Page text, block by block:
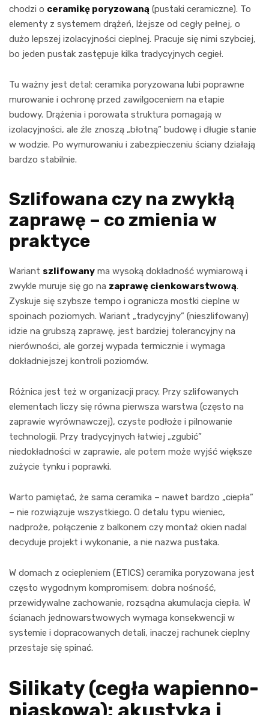
chodzi o ceramikę poryzowaną (pustaki ceramiczne). To
elementy z systemem drążeń, lżejsze od cegły pełnej, o
dużo lepszej izolacyjności cieplnej. Pracuje się nimi szybciej,
bo jeden pustak zastępuje kilka tradycyjnych cegieł.
Tu ważny jest detal: ceramika poryzowana lubi poprawne
murowanie i ochronę przed zawilgoceniem na etapie
budowy. Drążenia i porowata struktura pomagają w
izolacyjności, ale źle znoszą „błotną” budowę i długie stanie
w wodzie. Po wymurowaniu i zabezpieczeniu ściany działają
bardzo stabilnie.
Szlifowana czy na zwykłą
zaprawę – co zmienia w
praktyce
Wariant szlifowany ma wysoką dokładność wymiarową i
zwykle muruje się go na zaprawę cienkowarstwową.
Zyskuje się szybsze tempo i ogranicza mostki cieplne w
spoinach poziomych. Wariant „tradycyjny” (nieszlifowany)
idzie na grubszą zaprawę, jest bardziej tolerancyjny na
nierówności, ale gorzej wypada termicznie i wymaga
dokładniejszej kontroli poziomów.
Różnica jest też w organizacji pracy. Przy szlifowanych
elementach liczy się równa pierwsza warstwa (często na
zaprawie wyrównawczej), czyste podłoże i pilnowanie
technologii. Przy tradycyjnych łatwiej „zgubić”
niedokładności w zaprawie, ale potem może wyjść większe
zużycie tynku i poprawki.
Warto pamiętać, że sama ceramika – nawet bardzo „ciepła”
– nie rozwiązuje wszystkiego. O detalu typu wieniec,
nadproże, połączenie z balkonem czy montaż okien nadal
decyduje projekt i wykonanie, a nie nazwa pustaka.
W domach z ociepleniem (ETICS) ceramika poryzowana jest
często wygodnym kompromisem: dobra nośność,
przewidywalne zachowanie, rozsądna akumulacja ciepła. W
ścianach jednowarstwowych wymaga konsekwencji w
systemie i dopracowanych detali, inaczej rachunek cieplny
przestaje się spinać.
Silikaty (cegła wapienno-
piaskowa): akustyka i